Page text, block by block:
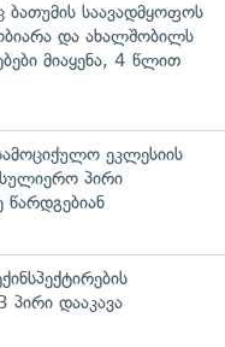
საავადმყოფოს
და ახალშობილს
მიაყენა, 4 წლით
ეკლესიის
პირი
წარდგებიან
პირი დააკავა